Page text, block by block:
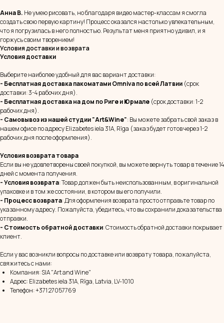
Анна В. Не умею рисовать, но благодаря видео мастер-классам я смогла
создать свою первую картину! Процесс оказался настолько увлекательным,
что я погрузилась в него полностью. Результат меня приятно удивил, и я
горжусь своим творением!
Условия доставки и возврата
Условия доставки
Выберите наиболее удобный для вас вариант доставки:
- Бесплатная доставка пакоматами Omnivaпо всей Латвии (срок
доставки: 3-4 рабочих дня).
- Бесплатная доставка на дом по Риге и Юрмале (срок доставки: 1-2
рабочих дня).
- Самовывоз из нашей студии "Art&Wine": Вы можете забрать свой заказ в
нашем офисе по адресу Elizabetes iela 31A, Rīga (заказ будет готов через 1-2
рабочих дня после оформления).
Условия возврата товара
Если вы не удовлетворены своей покупкой, вы можете вернуть товар в течение 14
дней с момента получения.
- Условия возврата: Товар должен быть неиспользованным, в оригинальной
упаковке и в том же состоянии, в котором вы его получили.
- Процесс возврата: Для оформления возврата просто отправьте товар по
указанному адресу. Пожалуйста, убедитесь, что вы сохранили доказательства
отправки.
- Стоимость обратной доставки: Стоимость обратной доставки покрывает
клиент.
Если у вас возникли вопросы по доставке или возврату товара, пожалуйста,
свяжитесь с нами:
Компания: SIA "Art and Wine"
Адрес: Elizabetes iela 31A, Rīga, Latvia, LV-1010
Телефон: +371 27057769